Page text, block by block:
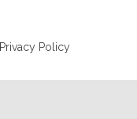
Privacy Policy